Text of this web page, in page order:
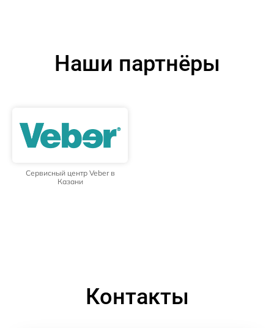
Наши партнёры
Сервисный центр Veber в
Казани
Контакты